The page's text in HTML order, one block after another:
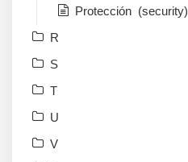
Protección (security)
R
S
T
U
V